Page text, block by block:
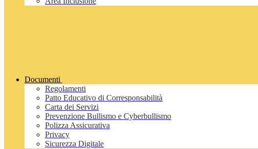
Documenti
Regolamenti
Patto Educativo di Corresponsabilità
Carta dei Servizi
Prevenzione Bullismo e Cyberbullismo
Polizza Assicurativa
Privacy
Sicurezza Digitale